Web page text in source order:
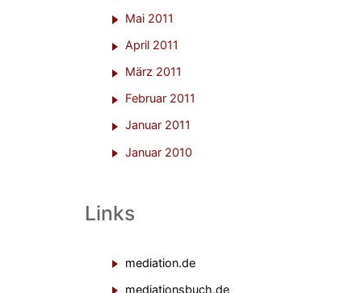
Mai 2011
April 2011
März 2011
Februar 2011
Januar 2011
Januar 2010
Links
mediation.de
mediationsbuch.de